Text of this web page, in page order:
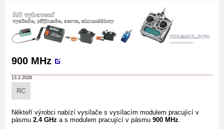
900 MHz
13.2.2026
RC
Někteří výrobci nabízí vysílače s vysílacím modulem pracující v
pásmu 2.4 GHz a s modulem pracující v pásmu 900 MHz